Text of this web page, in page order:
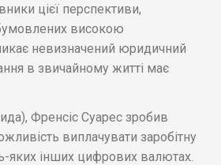
цієї перспективи,
високою
невизначений юридичний
в звичайному житті має
Френсіс Суарес зробив
виплачувати заробітну
яких інших цифрових валютах.